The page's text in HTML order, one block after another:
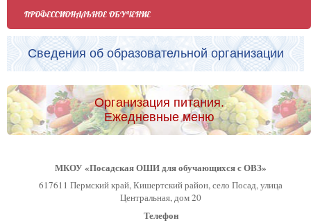
ПРОФЕССИОНАЛЬНОЕ ОБУЧЕНИЕ
Сведения об образовательной организации
Организация питания.
Ежедневные меню
МКОУ «Посадская ОШИ для обучающихся с ОВЗ»
617611 Пермский край, Кишертский район, село Посад, улица
Центральная, дом 20
Телефон